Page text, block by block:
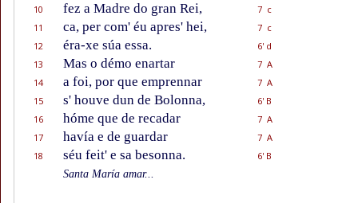
10
fez a Madre do gran Rei,
7 c
11
ca, per com' éu apres' hei,
7 c
12
éra-xe súa essa.
6' d
13
Mas o démo enartar
7 A
14
a foi, por que emprennar
7 A
15
s' houve dun de Bolonna,
6' B
16
hóme que de recadar
7 A
17
havía e de guardar
7 A
18
séu feit' e sa besonna.
6' B
Santa María amar...